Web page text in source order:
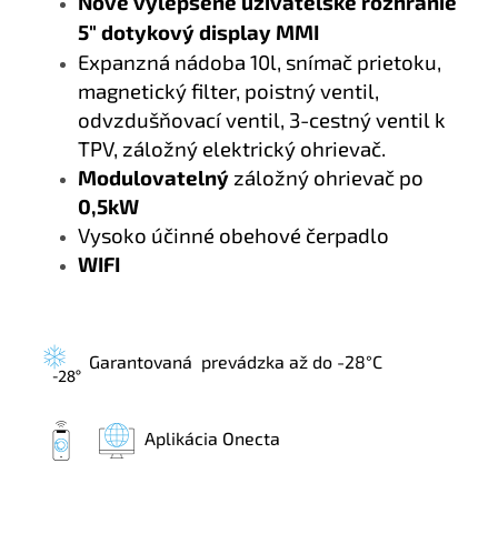
5" dotykový display MMI
Expanzná nádoba 10l, snímač prietoku,
magnetický filter, poistný ventil,
odvzdušňovací ventil, 3-cestný ventil k
TPV, záložný elektrický ohrievač.
Modulovatelný záložný ohrievač po
0,5kW
Vysoko účinné obehové čerpadlo
WIFI
Garantovaná prevádzka až do -28°C
Aplikácia Onecta